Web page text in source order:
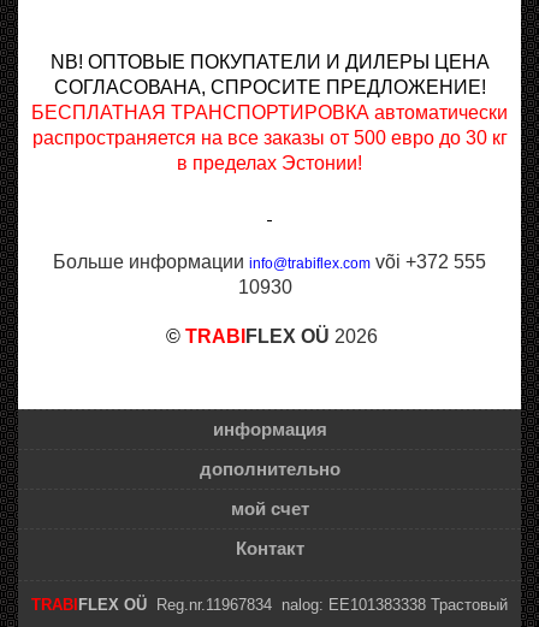
NB! ОПТОВЫЕ ПОКУПАТЕЛИ И ДИЛЕРЫ ЦЕНА
СОГЛАСОВАНА, СПРОСИТЕ ПРЕДЛОЖЕНИЕ!
БЕСПЛАТНАЯ ТРАНСПОРТИРОВКА автоматически
распространяется на все заказы от 500 евро до 30 кг
в пределах Эстонии!
Больше информации info@trabiflex.com või +372 555
10930
© TRABI FLEX OÜ 2026
информация
дополнительно
мой счет
Контакт
TRABI FLEX OÜ Reg.nr.11967834 nalog: EE101383338 Трастовый